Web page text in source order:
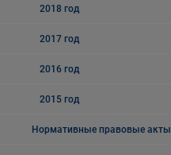
2018 год
2017 год
2016 год
2015 год
Нормативные правовые акты